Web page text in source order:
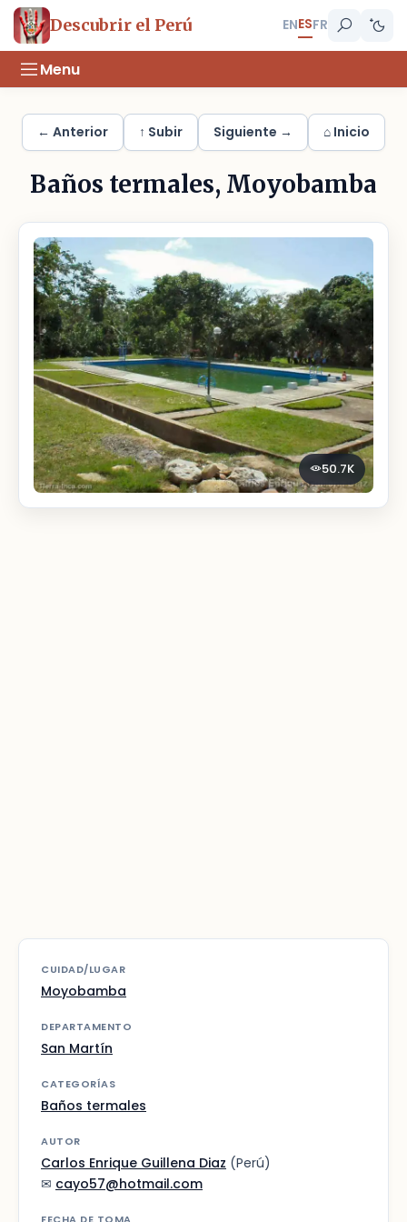
Descubrir el Perú ENESFR
Menu
← Anterior ↑ Subir Siguiente → ⌂ Inicio
Baños termales, Moyobamba
50.7K
CUIDAD/LUGAR
Moyobamba
DEPARTAMENTO
San Martín
CATEGORÍAS
Baños termales
AUTOR
Carlos Enrique Guillena Diaz (Perú)
✉ cayo57@hotmail.com
FECHA DE TOMA